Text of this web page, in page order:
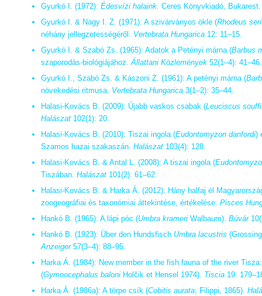
Gyurkó I. (1972): Édesvízi halaink. Ceres Könyvkiadó, Bukarest.
Gyurkó I. & Nagy I. Z. (1971): A szivárványos ökle (Rhodeus
néhány jellegzetességéről. Vertebrata Hungarica 12: 11–15.
Gyurkó I. & Szabó Zs. (1965): Adatok a Petényi márna (Barbus
szaporodás-biológiájához.Állattani Közlemények 52(1–4): 41–46.
Gyurkó I., Szabó Zs. & Kászoni Z. (1961): A petényi márna (
növekedési ritmusa. Vertebrata Hungarica 3(1–2): 35–44.
Halasi-Kovács B. (2009): Újabb vaskos csabak (Leuciscus
Halászat 102(1): 20.
Halasi-Kovács B. (2010): Tiszai ingola (Eudontomyzon danfordi)
Szamos hazai szakaszán. Halászat 103(4): 128.
Halasi-Kovács B. & Antal L. (2008): A tiszai ingola (
Tiszában. Halászat 101(2): 61–62.
Halasi-Kovács B. & Harka Á. (2012): Hány halfaj él
zoogeográfiai és taxonómiai áttekintése, értékelése. Pisces
Hankó B. (1965): A lápi póc (Umbra krameri Walbaum). Búvár
Hankó B. (1923): Über den Hundsfisch Umbra lacustris
Anzeiger57(3–4): 88–95.
Harka Á. (1984): New member in the fish fauna of the river
(Gymnocephalus baloni Holčik et Hensel 1974). Tiscia 19:
Harka Á. (1986a): A törpe csík (Cobitis aurata; Filippi, 1865).